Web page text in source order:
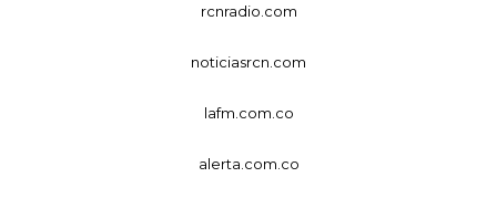
rcnradio.com
noticiasrcn.com
lafm.com.co
alerta.com.co